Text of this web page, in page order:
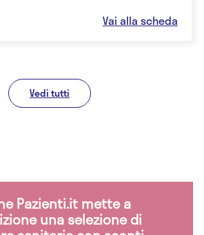
Vai alla scheda
Vedi tutti
Pazienti.it mette a
una selezione di